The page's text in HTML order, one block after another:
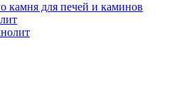
камня для печей и каминов